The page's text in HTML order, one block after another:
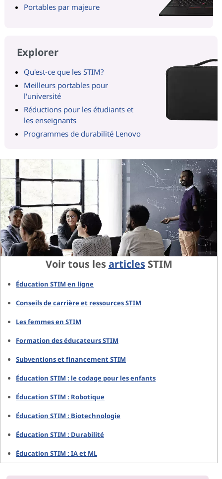
Portables par majeure
Explorer
Qu'est-ce que les STIM?
Meilleurs portables pour
l'université
Réductions pour les étudiants et
les enseignants
Programmes de durabilité Lenovo
Voir tous lesarticlesSTIM
Éducation STIM en ligne
Conseils de carrière et ressources STIM
Les femmes en STIM
Formation des éducateurs STIM
Subventions et financement STIM
Éducation STIM : le codage pour les enfants
Éducation STIM : Robotique
Éducation STIM : Biotechnologie
Éducation STIM : Durabilité
Éducation STIM : IA et ML